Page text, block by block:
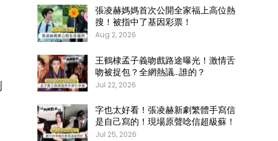
張凌赫媽媽首次公開全家福上高位熱
搜！被指中了基因彩票！
Aug 2, 2026
王鶴棣孟子義吻戲路途曝光！激情舌
吻被捉包？全網熱議…誰的？
Jul 22, 2026
字也太好看！張凌赫新劇繁體手寫信
是自己寫的！現場原聲唸信超級蘇！
Jul 25, 2026